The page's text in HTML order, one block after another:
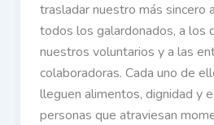
trasladar nuestro más sincero
todos los galardonados, a los
nuestros voluntarios y a las
colaboradoras. Cada uno de
lleguen alimentos, dignidad y
personas que atraviesan